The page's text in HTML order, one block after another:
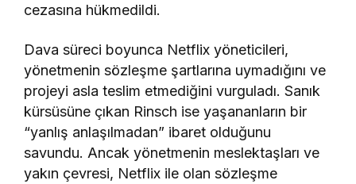
cezasına hükmedildi.
Dava süreci boyunca Netflix yöneticileri,
yönetmenin sözleşme şartlarına uymadığını ve
projeyi asla teslim etmediğini vurguladı. Sanık
kürsüsüne çıkan Rinsch ise yaşananların bir
“yanlış anlaşılmadan” ibaret olduğunu
savundu. Ancak yönetmenin meslektaşları ve
yakın çevresi, Netflix ile olan sözleşme